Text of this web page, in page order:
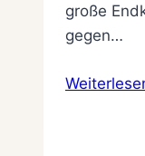
große
gegen…